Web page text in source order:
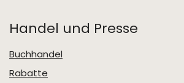
Handel und Presse
Buchhandel
Rabatte